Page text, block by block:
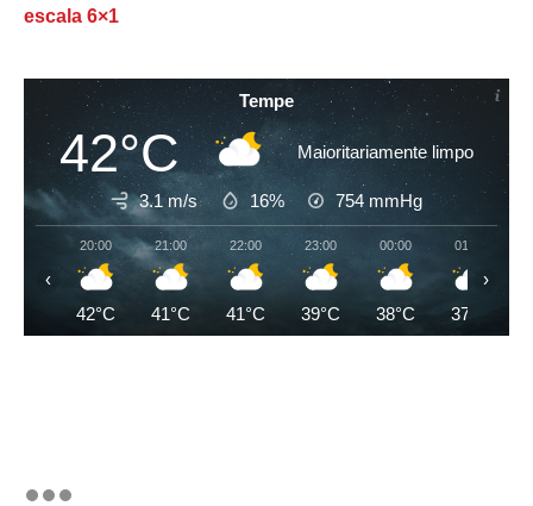
escala 6×1
Tempe
42°C Maioritariamente limpo
3.1 m/s 16% 754 mmHg
20:00
42°C
21:00
41°C
22:00
41°C
23:00
39°C
00:00
38°C
01:00
37°C
‹ ›